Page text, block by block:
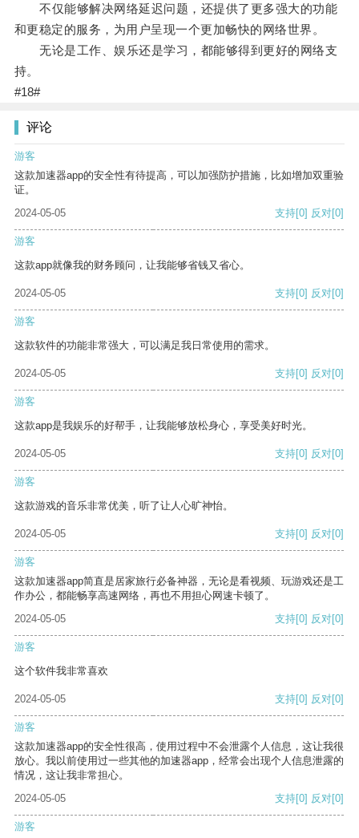
不仅能够解决网络延迟问题，还提供了更多强大的功能
和更稳定的服务，为用户呈现一个更加畅快的网络世界。
无论是工作、娱乐还是学习，都能够得到更好的网络支
持。
#18#
评论
游客
这款加速器app的安全性有待提高，可以加强防护措施，比如增加双重验
证。
2024-05-05
支持[0] 反对[0]
游客
这款app就像我的财务顾问，让我能够省钱又省心。
2024-05-05 支持[0] 反对[0]
游客
这款软件的功能非常强大，可以满足我日常使用的需求。
2024-05-05 支持[0] 反对[0]
游客
这款app是我娱乐的好帮手，让我能够放松身心，享受美好时光。
2024-05-05 支持[0] 反对[0]
游客
这款游戏的音乐非常优美，听了让人心旷神怡。
2024-05-05 支持[0] 反对[0]
游客
这款加速器app简直是居家旅行必备神器，无论是看视频、玩游戏还是工
作办公，都能畅享高速网络，再也不用担心网速卡顿了。
2024-05-05
支持[0] 反对[0]
游客
这个软件我非常喜欢
2024-05-05 支持[0] 反对[0]
游客
这款加速器app的安全性很高，使用过程中不会泄露个人信息，这让我很
放心。我以前使用过一些其他的加速器app，经常会出现个人信息泄露的
情况，这让我非常担心。
2024-05-05
支持[0] 反对[0]
游客